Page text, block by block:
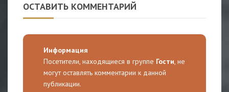
ОСТАВИТЬ КОММЕНТАРИЙ
Информация
Посетители, находящиеся в группе Гости, не
могут оставлять комментарии к данной
публикации.